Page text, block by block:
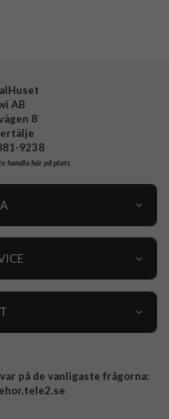
& Hörlurar
& Hörlurar
& Hörlurar
& Hörlurar
AB
8
9238
handla här på plats
på de vanligaste frågorna: